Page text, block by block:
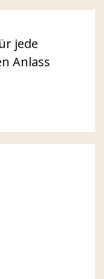
jede
Anlass